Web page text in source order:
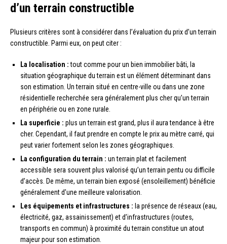
d’un terrain constructible
Plusieurs critères sont à considérer dans l’évaluation du prix d’un terrain
constructible. Parmi eux, on peut citer :
La localisation :tout comme pour un bien immobilier bâti, la
situation géographique du terrain est un élément déterminant dans
son estimation. Un terrain situé en centre-ville ou dans une zone
résidentielle recherchée sera généralement plus cher qu’un terrain
en périphérie ou en zone rurale.
La superficie : plus un terrain est grand, plus il aura tendance à être
cher. Cependant, il faut prendre en compte le prix au mètre carré, qui
peut varier fortement selon les zones géographiques.
La configuration du terrain : un terrain plat et facilement
accessible sera souvent plus valorisé qu’un terrain pentu ou difficile
d’accès. De même, un terrain bien exposé (ensoleillement) bénéficie
généralement d’une meilleure valorisation.
Les équipements et infrastructures : la présence de réseaux (eau,
électricité, gaz, assainissement) et d’infrastructures (routes,
transports en commun) à proximité du terrain constitue un atout
majeur pour son estimation.